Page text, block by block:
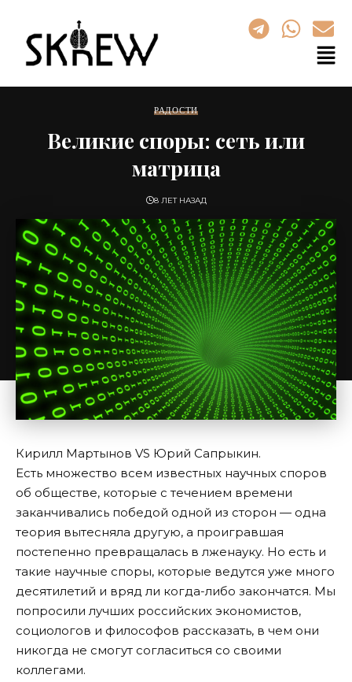
РАДОСТИ
Великие споры: сеть или
матрица
8 ЛЕТ НАЗАД
Кирилл Мартынов VS Юрий Сапрыкин.
Есть множество всем известных научных споров
об обществе, которые с течением времени
заканчивались победой одной из сторон — одна
теория вытесняла другую, а проигравшая
постепенно превращалась в лженауку. Но есть и
такие научные споры, которые ведутся уже много
десятилетий и вряд ли когда-либо закончатся. Мы
попросили лучших российских экономистов,
социологов и философов рассказать, в чем они
никогда не смогут согласиться со своими
коллегами.